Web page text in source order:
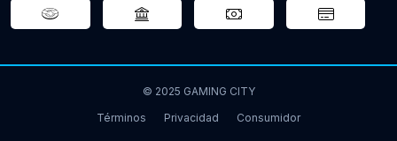
© 2025 GAMING CITY
Términos
Privacidad Consumidor